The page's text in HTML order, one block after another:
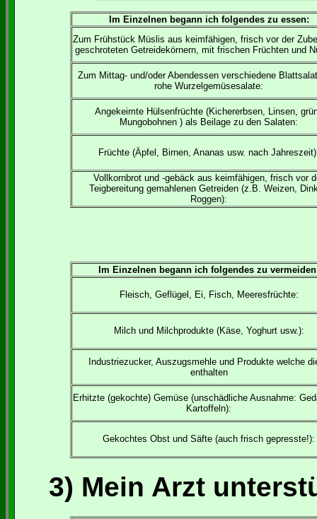
Im Einzelnen begann ich folgendes zu essen:
Zum Frühstück Müslis aus keimfähigen, frisch vor der
geschroteten Getreidekörnern, mit frischen Früchten und
Zum Mittag- und/oder Abendessen verschiedene
rohe Wurzelgemüsesalate:
Angekeimte Hülsenfrüchte (Kichererbsen, Linsen,
Mungobohnen ) als Beilage zu den Salaten:
Früchte (Äpfel, Birnen, Ananas usw. nach
Vollkornbrot und -gebäck aus keimfähigen, frisch vor
Teigbereitung gemahlenen Getreiden (z.B. Weizen,
Roggen):
Im Einzelnen begann ich folgendes zu
Fleisch, Geflügel, Ei, Fisch, Meeresfrüchte:
Milch und Milchprodukte (Käse, Yoghurt usw.):
Industriezucker, Auszugsmehle und Produkte welche
enthalten
Erhitzte (gekochte) Gemüse (unschädliche Ausnahme:
Kartoffeln):
Gekochtes Obst und Säfte (auch frisch gepresste!):
3) Mein Arzt